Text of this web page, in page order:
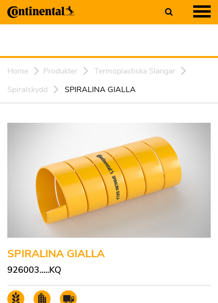
Home Produkter
Termoplastiska Slangar
Spiralskydd
SPIRALINA GIALLA
SPIRALINA GIALLA
926003.....KQ